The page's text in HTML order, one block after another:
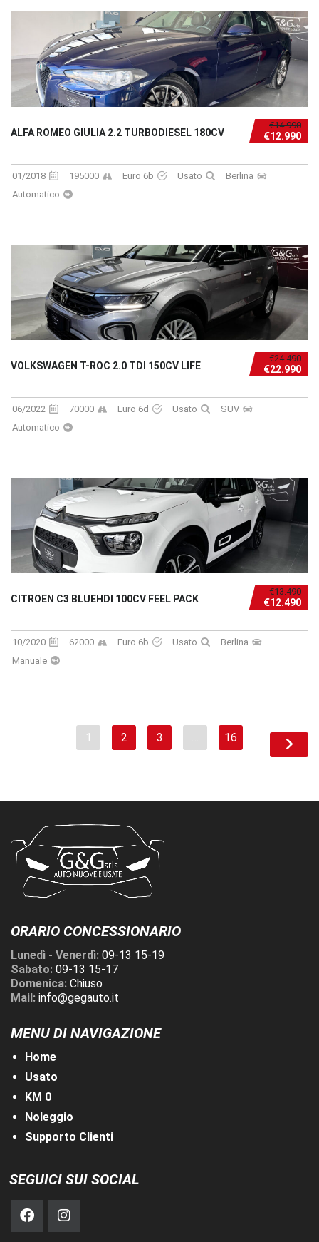
€14.990
€12.990
ALFA ROMEO GIULIA 2.2 TURBODIESEL 180CV
01/2018 195000 Euro 6b Usato
Berlina
Automatico
€24.490
€22.990
VOLKSWAGEN T-ROC 2.0 TDI 150CV LIFE
06/2022 70000 Euro 6d Usato
SUV
Automatico
€13.490
€12.490
CITROEN C3 BLUEHDI 100CV FEEL PACK
10/2020 62000 Euro 6b Usato
Berlina
Manuale
1 2 3 … 16
ORARIO CONCESSIONARIO
Lunedì - Venerdì: 09-13 15-19
Sabato: 09-13 15-17
Domenica: Chiuso
Mail: info@gegauto.it
MENU DI NAVIGAZIONE
Home
Usato
KM 0
Noleggio
Supporto Clienti
SEGUICI SUI SOCIAL